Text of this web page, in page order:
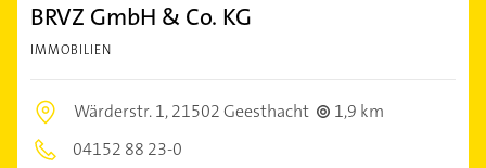
BRVZ GmbH & Co. KG
IMMOBILIEN
Wärderstr. 1,21502 Geesthacht
1,9 km
04152 88 23-0